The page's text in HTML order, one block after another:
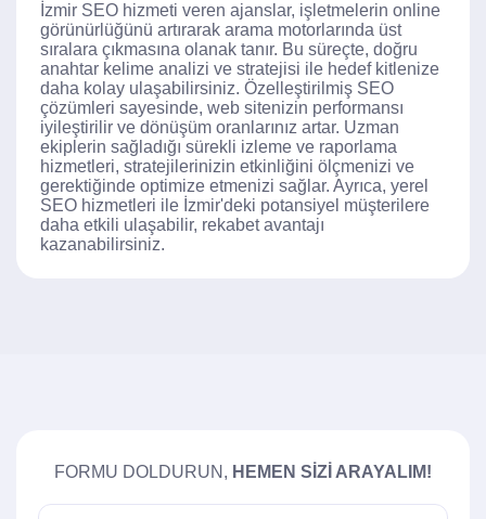
İzmir SEO hizmeti veren ajanslar, işletmelerin online
görünürlüğünü artırarak arama motorlarında üst
sıralara çıkmasına olanak tanır. Bu süreçte, doğru
anahtar kelime analizi ve stratejisi ile hedef kitlenize
daha kolay ulaşabilirsiniz. Özelleştirilmiş SEO
çözümleri sayesinde, web sitenizin performansı
iyileştirilir ve dönüşüm oranlarınız artar. Uzman
ekiplerin sağladığı sürekli izleme ve raporlama
hizmetleri, stratejilerinizin etkinliğini ölçmenizi ve
gerektiğinde optimize etmenizi sağlar. Ayrıca, yerel
SEO hizmetleri ile İzmir'deki potansiyel müşterilere
daha etkili ulaşabilir, rekabet avantajı
kazanabilirsiniz.
FORMU DOLDURUN, HEMEN SIZI ARAYALIM!